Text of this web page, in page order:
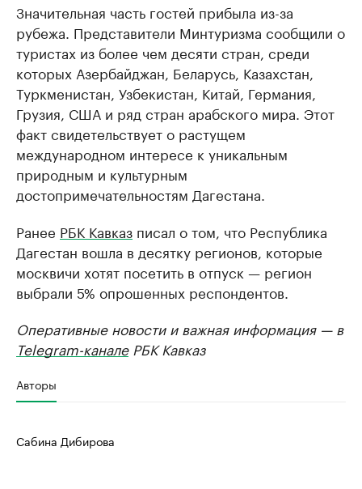
Значительная часть гостей прибыла из-за
рубежа. Представители Минтуризма сообщили о
туристах из более чем десяти стран, среди
которых Азербайджан, Беларусь, Казахстан,
Туркменистан, Узбекистан, Китай, Германия,
Грузия, США и ряд стран арабского мира. Этот
факт свидетельствует о растущем
международном интересе к уникальным
природным и культурным
достопримечательностям Дагестана.
Ранее РБК Кавказ писал о том, что Республика
Дагестан вошла в десятку регионов, которые
москвичи хотят посетить в отпуск — регион
выбрали 5% опрошенных респондентов.
Оперативные новости и важная информация — в
Telegram-каналеРБК Кавказ
Авторы
Сабина Дибирова